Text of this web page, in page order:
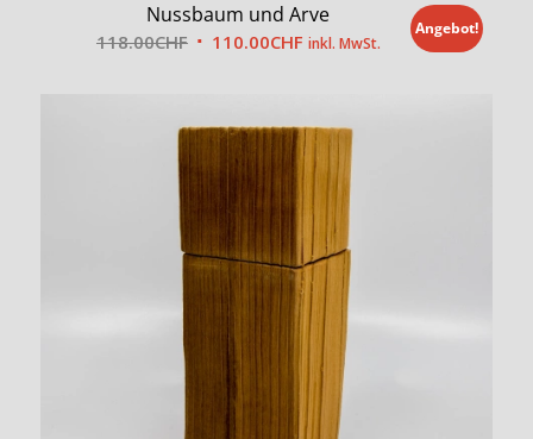
Nussbaum und Arve
118.00CHF Ursprünglicher
118.00CHF
110.00CHFAktueller
110.00CHF.
inkl. MwSt.
Angebot!